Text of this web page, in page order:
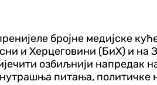
бројне медијске
и Херцеговини (БиХ) и на
озбиљнији напредак
питања, политичке